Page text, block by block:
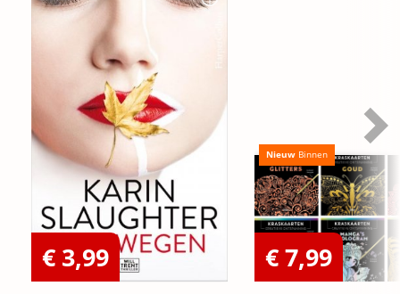
€ 3,99
Nieuw Binnen
€ 7,99